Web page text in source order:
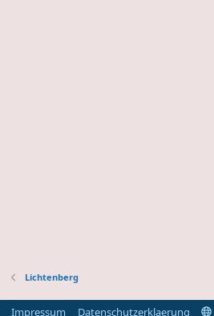
Lichtenberg
Impressum Datenschutzerklaerung